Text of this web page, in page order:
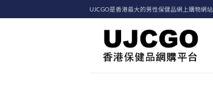
to
UJCGO是香港最大的男性保健品網上購物網